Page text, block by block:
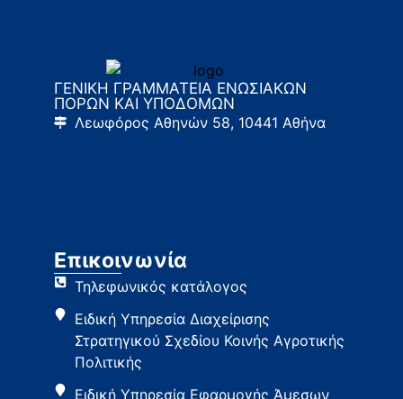
ΓΕΝΙΚΗ ΓΡΑΜΜΑΤΕΙΑ ΕΝΩΣΙΑΚΩΝ
ΠΟΡΩΝ ΚΑΙ ΥΠΟΔΟΜΩΝ
Λεωφόρος Αθηνών 58, 10441 Αθήνα
Επικοινωνία
Τηλεφωνικός κατάλογος
Ειδική Υπηρεσία Διαχείρισης
Στρατηγικού Σχεδίου Κοινής Αγροτικής
Πολιτικής
Ειδική Υπηρεσία Εφαρμογής Άμεσων